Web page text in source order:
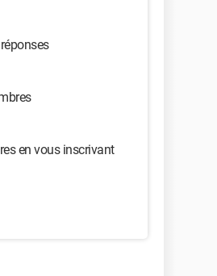
en vous inscrivant